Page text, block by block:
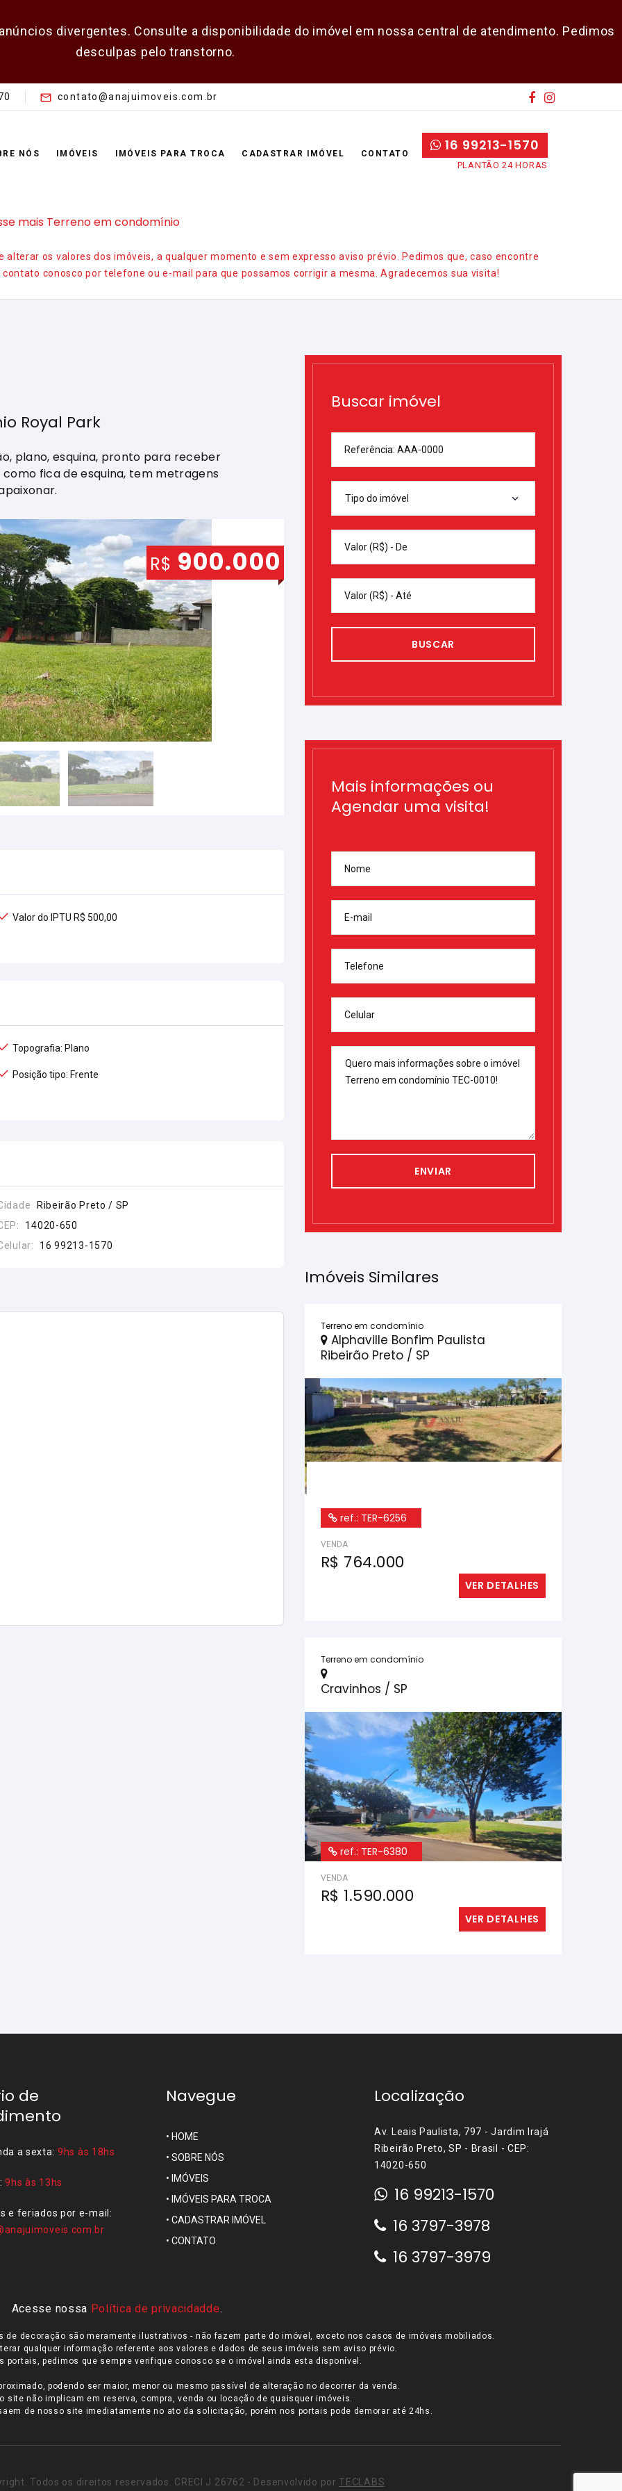
divergentes. Consulte a disponibilidade do imóvel em nossa central de atendimento. Pedimos
desculpas pelo transtorno.
contato@anajuimoveis.com.br
CADASTRAR
NÓS IMÓVEIS IMÓVEIS PARA TROCA CADASTRAR IMÓVEL CONTATO 16 99213-1570
PLANTÃO 24 HORAS
mais Terreno em condomínio
os valores dos imóveis, a qualquer momento e sem expresso aviso prévio. Pedimos que, caso encontre
conosco por telefone ou e-mail para que possamos corrigir a mesma. Agradecemos sua visita!
Royal Park
plano, esquina, pronto para receber
como fica de esquina, tem metragens
R$ 900.000
Valor do IPTU R$ 500,00
Topografia: Plano
Posição tipo: Frente
Ribeirão Preto / SP
14020-650
16 99213-1570
Buscar imóvel
Referência: AAA-0000
Tipo do imóvel
Valor (R$) - De
Valor (R$) - Até
BUSCAR
Mais informações ou
Agendar uma visita!
Nome
E-mail
Telefone
Celular
ENVIAR
Imóveis Similares
Terreno em condomínio
Alphaville Bonfim Paulista
Ribeirão Preto / SP
ref.: TER-6256
VENDA
R$ 764.000
VER DETALHES
Terreno em condomínio
Cravinhos / SP
ref.: TER-6380
VENDA
R$ 1.590.000
VER DETALHES
de
a sexta: 9hs às 18hs
9hs às 13hs
e feriados por e-mail:
Navegue
• HOME
• SOBRE NÓS
• IMÓVEIS
• IMÓVEIS PARA TROCA
• CADASTRAR IMÓVEL
• CONTATO
Localização
Av. Leais Paulista, 797 - Jardim Irajá
Ribeirão Preto, SP - Brasil - CEP:
14020-650
16 99213-1570
16 3797-3978
16 3797-3979
Acesse nossa Política de privacidadde.
decoração são meramente ilustrativos - não fazem parte do imóvel, exceto nos casos de imóveis mobiliados.
qualquer informação referente aos valores e dados de seus imóveis sem aviso prévio.
portais, pedimos que sempre verifique conosco se o imóvel ainda esta disponível.
podendo ser maior, menor ou mesmo passível de alteração no decorrer da venda.
não implicam em reserva, compra, venda ou locação de quaisquer imóveis.
de nosso site imediatamente no ato da solicitação, porém nos portais pode demorar até 24hs.
Todos os direitos reservados. CRECI J 26762 - Desenvolvido por TECLABS